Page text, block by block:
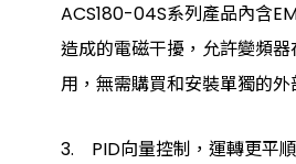
ACS180-04S系列產品內含
造成的電磁干擾，允許變頻
用，無需購買和安裝單獨的外
3. PID向量控制，運轉更平順